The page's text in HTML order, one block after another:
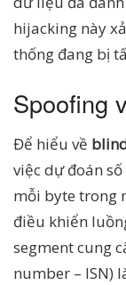
hijacking này
thống đang bị
Spoofing
Để hiểu về
việc dự đoán
mỗi byte trong
điều khiển
segment cung
number – ISN)